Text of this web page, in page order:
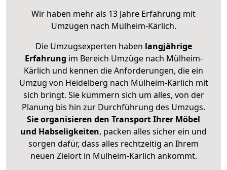
Wir haben mehr als 13 Jahre Erfahrung mit
Umzügen nach Mülheim-Kärlich.
Die Umzugsexperten haben langjährige
Erfahrung im Bereich Umzüge nach Mülheim-
Kärlich und kennen die Anforderungen, die ein
Umzug von Heidelberg nach Mülheim-Kärlich mit
sich bringt. Sie kümmern sich um alles, von der
Planung bis hin zur Durchführung des Umzugs.
Sie organisieren den Transport Ihrer Möbel
und Habseligkeiten, packen alles sicher ein und
sorgen dafür, dass alles rechtzeitig an Ihrem
neuen Zielort in Mülheim-Kärlich ankommt.